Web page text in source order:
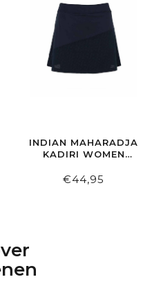
INDIAN MAHARADJA
KADIRI WOMEN
SKIRT NAVY
€44,95